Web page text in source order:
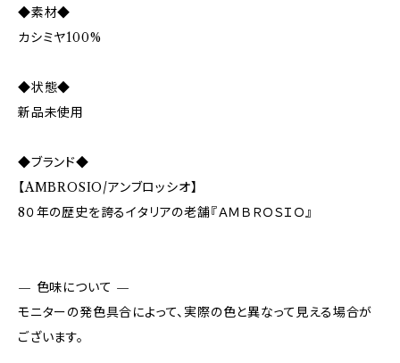
◆素材◆
カシミヤ100%
◆状態◆
新品未使用
◆ブランド◆
【AMBROSIO/アンブロッシオ】
8０年の歴史を誇るイタリアの老舗『ＡＭＢＲＯＳＩＯ』
— 色味について —
モニターの発色具合によって、実際の色と異なって見える場合が
ございます。